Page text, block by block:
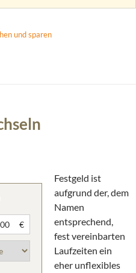
und sparen
€
Festgeld ist
aufgrund der, dem
Namen
entsprechend,
fest vereinbarten
Laufzeiten ein
eher unflexibles